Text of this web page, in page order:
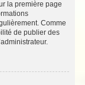
la première page
Comme
de publier des